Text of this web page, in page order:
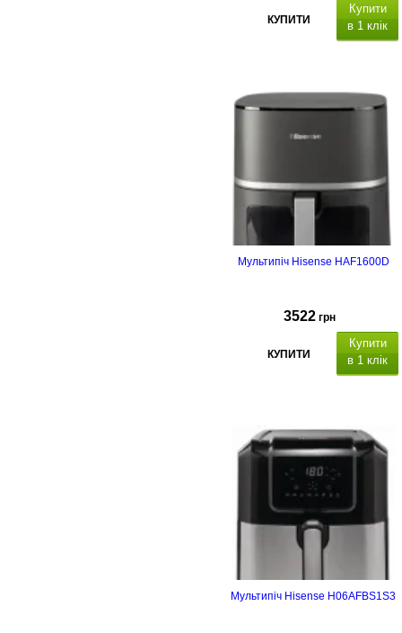
КУПИТИ
Купити
в 1 клік
Мультипіч Hisense HAF1600D
3522 грн
КУПИТИ
Купити
в 1 клік
Мультипіч Hisense H06AFBS1S3